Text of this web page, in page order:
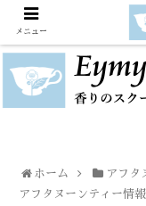
ホーム アフタ
アフタヌーンティー情報
メニュー